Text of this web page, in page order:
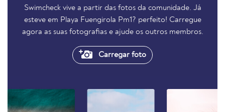
Swimcheck vive a partir das fotos da comunidade. Já
esteve em Playa Fuengirola Pm1? perfeito! Carregue
agora as suas fotografias e ajude os outros membros.
Carregar foto